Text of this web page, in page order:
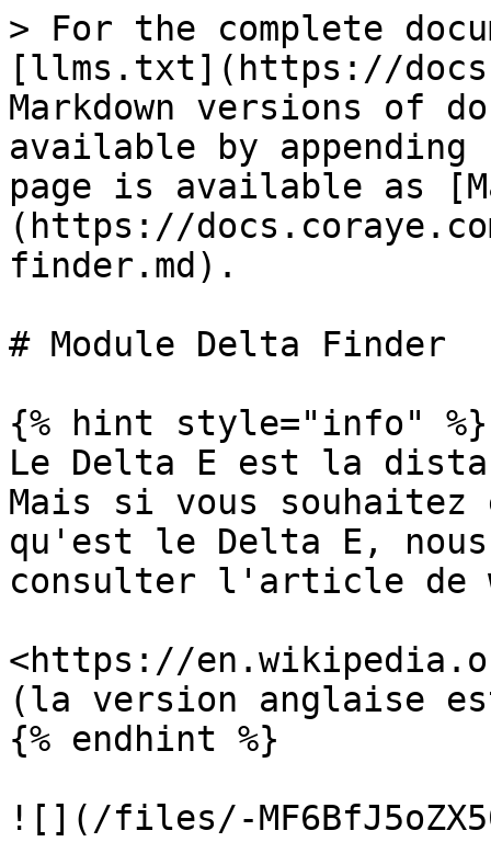
> For the complete
[llms.txt](https://
Markdown versions of
available by
page is available as
(https://
finder.md).
# Module Delta Finder
{% hint style="info" %}
Le Delta E est la
Mais si vous
qu'est le Delta E, nous
consulter l'article de
<https://
(la version anglaise
{% endhint %}
![](/files/-